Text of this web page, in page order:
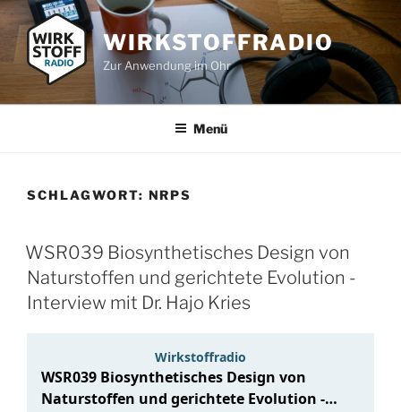
Zum
Inhalt
springen
WIRKSTOFFRADIO
Zur Anwendung im Ohr
Menü
SCHLAGWORT: NRPS
WSR039 Biosynthetisches Design von
Naturstoffen und gerichtete Evolution -
Interview mit Dr. Hajo Kries